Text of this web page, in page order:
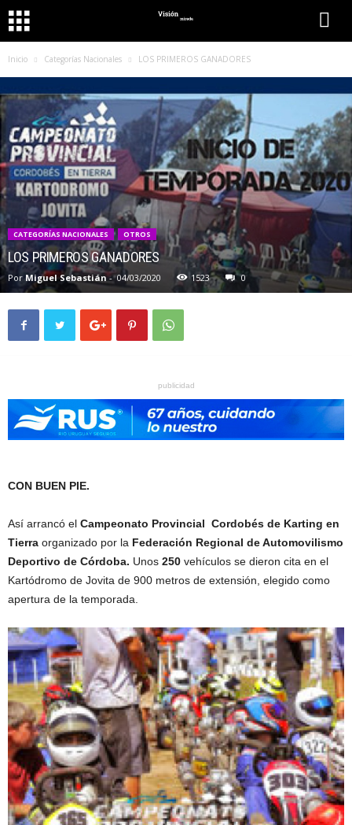
Inicio Categorías Nacionales LOS PRIMEROS GANADORES
CATEGORÍAS NACIONALES OTROS
LOS PRIMEROS GANADORES
Por Miguel Sebastián- 04/03/2020 1523 0
publicidad
CON BUEN PIE.
Así arrancó el Campeonato Provincial Cordobés de Karting en
Tierra organizado por la Federación Regional de Automovilismo
Deportivo de Córdoba. Unos 250 vehículos se dieron cita en el
Kartódromo de Jovita de 900 metros de extensión, elegido como
apertura de la temporada.